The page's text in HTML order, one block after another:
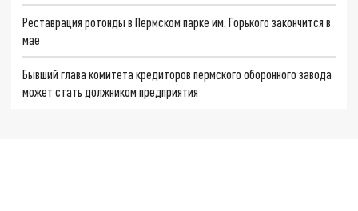
Реставрация ротонды в Пермском парке им. Горького закончится в
мае
Бывший глава комитета кредиторов пермского оборонного завода
может стать должником предприятия